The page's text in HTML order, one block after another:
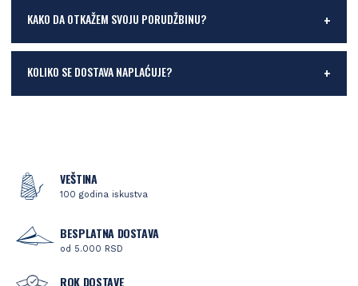
KAKO DA OTKAŽEM SVOJU PORUDŽBINU?
KOLIKO SE DOSTAVA NAPLAĆUJE?
VEŠTINA
100 godina iskustva
BESPLATNA DOSTAVA
od 5.000 RSD
ROK DOSTAVE